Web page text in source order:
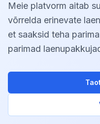
Meie platvorm aitab
võrrelda erinevate
et saaksid teha
parimad